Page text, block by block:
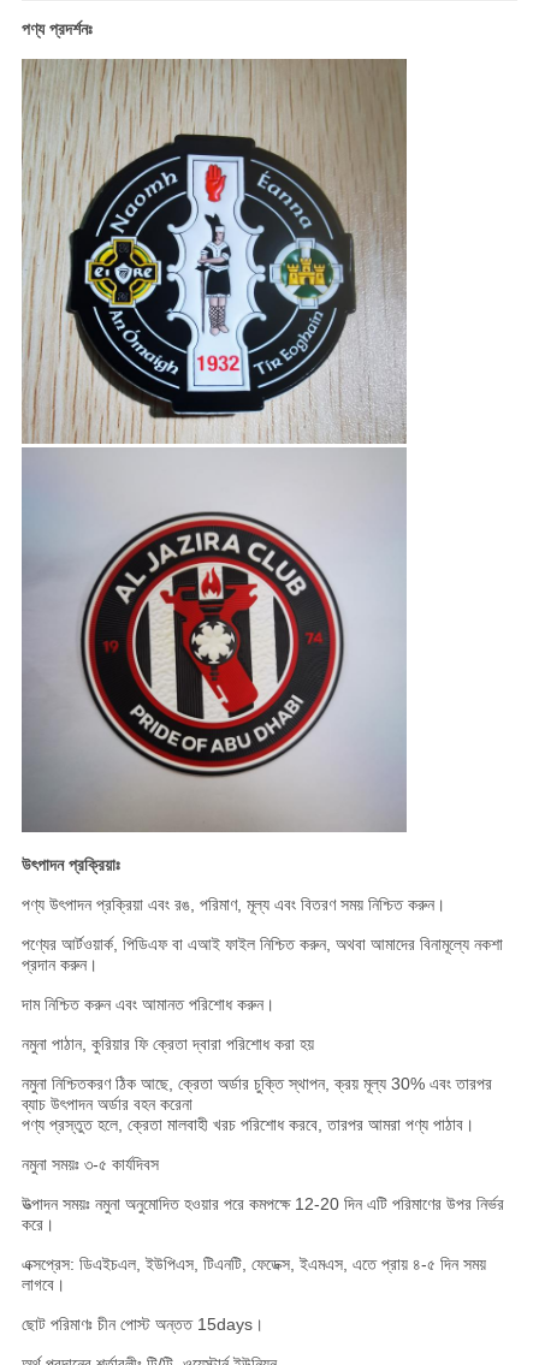
পণ্য প্রদর্শনঃ
উৎপাদন প্রক্রিয়াঃ
পণ্য উৎপাদন প্রক্রিয়া এবং রঙ, পরিমাণ, মূল্য এবং বিতরণ সময় নিশ্চিত করুন।
পণ্যের আর্টওয়ার্ক, পিডিএফ বা এআই ফাইল নিশ্চিত করুন, অথবা আমাদের বিনামূল্যে নকশা
প্রদান করুন।
দাম নিশ্চিত করুন এবং আমানত পরিশোধ করুন।
নমুনা পাঠান, কুরিয়ার ফি ক্রেতা দ্বারা পরিশোধ করা হয়
নমুনা নিশ্চিতকরণ ঠিক আছে, ক্রেতা অর্ডার চুক্তি স্থাপন, ক্রয় মূল্য 30% এবং তারপর
ব্যাচ উৎপাদন অর্ডার বহন করেনা
পণ্য প্রস্তুত হলে, ক্রেতা মালবাহী খরচ পরিশোধ করবে, তারপর আমরা পণ্য পাঠাব।
নমুনা সময়ঃ ৩-৫ কার্যদিবস
উত্পাদন সময়ঃ নমুনা অনুমোদিত হওয়ার পরে কমপক্ষে 12-20 দিন এটি পরিমাণের উপর নির্ভর
করে।
এক্সপ্রেস: ডিএইচএল, ইউপিএস, টিএনটি, ফেডেক্স, ইএমএস, এতে প্রায় ৪-৫ দিন সময়
লাগবে।
ছোট পরিমাণঃ চীন পোস্ট অন্তত 15days।